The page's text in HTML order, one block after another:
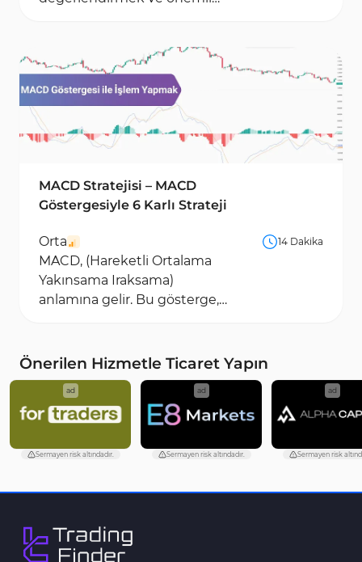
MACD Stratejisi – MACD
Göstergesiyle 6 Karlı Strateji
Orta 14 Dakika
MACD, (Hareketli Ortalama
Yakınsama Iraksama)
anlamına gelir. Bu gösterge,
Önerilen Hizmetle Ticaret Yapın
ad
Sermayen risk altındadır.
ad
Sermayen risk altındadır.
ad
Sermayen risk